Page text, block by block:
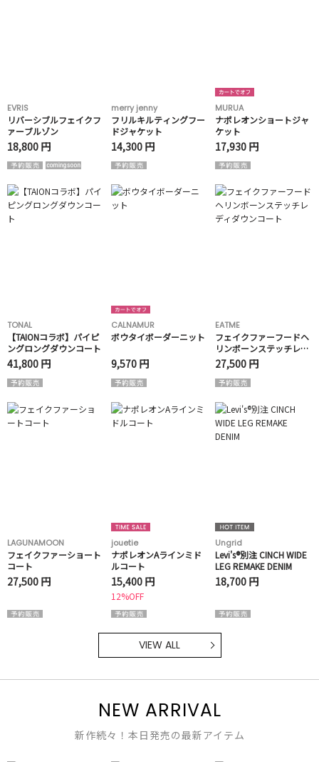
EVRIS
リバーシブルフェイクフ
ァーブルゾン
18,800 円
merry jenny
フリルキルティングフー
ドジャケット
14,300 円
MURUA
ナポレオンショートジャ
ケット
17,930 円
TONAL
【TAIONコラボ】パイピ
ングロングダウンコート
41,800 円
CALNAMUR
ボウタイボーダーニット
9,570 円
EATME
フェイクファーフードヘ
リンボーンステッチレデ
ィダウンコート
27,500 円
LAGUNAMOON
フェイクファーショート
コート
27,500 円
jouetie
ナポレオンAラインミド
ルコート
15,400 円
12%OFF
Ungrid
Levi's®別注 CINCH WIDE
LEG REMAKE DENIM
18,700 円
VIEW ALL
NEW ARRIVAL
新作続々！本日発売の最新アイテム